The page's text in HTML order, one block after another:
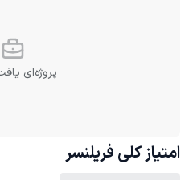
پروژه‌ای
امتیاز کلی فریلنسر